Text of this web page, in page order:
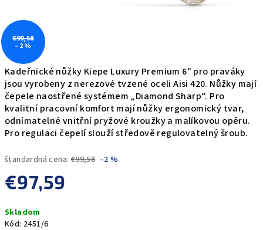
Kadeřnické nůžky Kiepe Luxury Premium 6" pro praváky
jsou vyrobeny z nerezové tvzené oceli Aisi 420. Nůžky mají
čepele naostřené systémem „Diamond Sharp“. Pro
kvalitní pracovní komfort mají nůžky ergonomický tvar,
odnímatelné vnitřní pryžové kroužky a malíkovou opěru.
Pro regulaci čepelí slouží středově regulovatelný šroub.
štandardná cena: €99,58 –2 %
€97,59
cena:
Skladom
Kód: 2451/6
€99,58
–2 %